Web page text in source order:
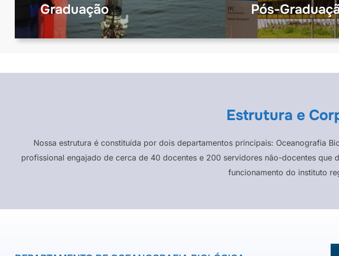
Graduação Pós-
Estrutura e
Nossa estrutura é constituída por dois departamentos principais: Oceanografia
profissional engajado de cerca de 40 docentes e 200 servidores não-docentes
funcionamento do instituto